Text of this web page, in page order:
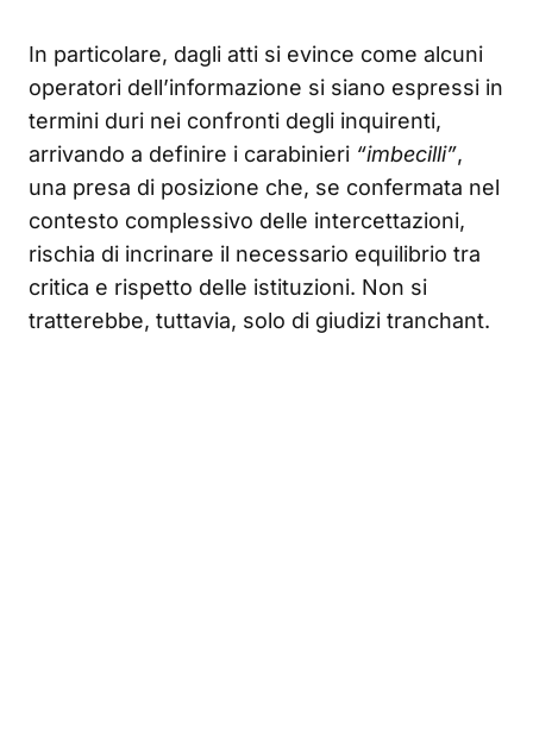
In particolare, dagli atti si evince come alcuni
operatori dell’informazione si siano espressi in
termini duri nei confronti degli inquirenti,
arrivando a definire i carabinieri “imbecilli”,
una presa di posizione che, se confermata nel
contesto complessivo delle intercettazioni,
rischia di incrinare il necessario equilibrio tra
critica e rispetto delle istituzioni. Non si
tratterebbe, tuttavia, solo di giudizi tranchant.